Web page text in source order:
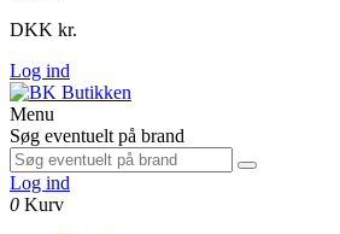
DKK kr.
Log ind
Menu
Søg eventuelt på brand
Log ind
0 Kurv